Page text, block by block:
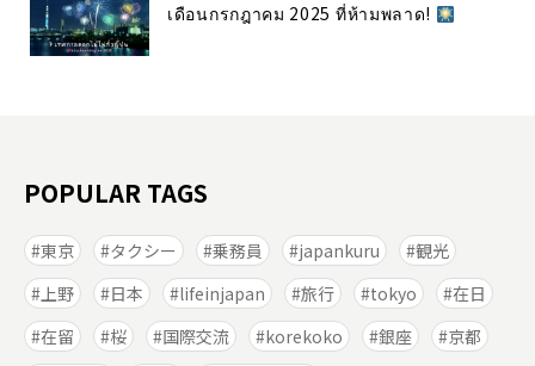
เดือนกรกฎาคม 2025 ที่ห้ามพลาด!
POPULAR TAGS
東京 タクシー 乗務員 japankuru
観光
上野
日本 lifeinjapan 旅行 tokyo
在日
在留
桜 国際交流 korekoko 銀座
京都